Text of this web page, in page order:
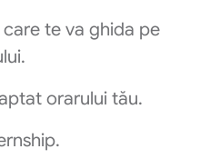
te va ghida pe
orarului tău.